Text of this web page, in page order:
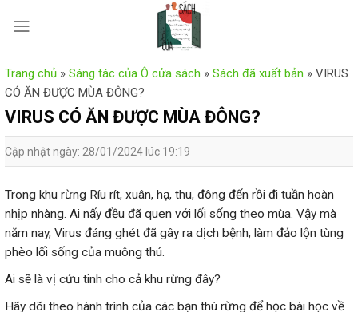
Trang chủ » Sáng tác của Ô cửa sách » Sách đã xuất bản » VIRUS
CÓ ĂN ĐƯỢC MÙA ĐÔNG?
VIRUS CÓ ĂN ĐƯỢC MÙA ĐÔNG?
Cập nhật ngày: 28/01/2024 lúc 19:19
Trong khu rừng Ríu rít, xuân, hạ, thu, đông đến rồi đi tuần hoàn
nhịp nhàng. Ai nấy đều đã quen với lối sống theo mùa. Vậy mà
năm nay, Virus đáng ghét đã gây ra dịch bệnh, làm đảo lộn tùng
phèo lối sống của muông thú.
Ai sẽ là vị cứu tinh cho cả khu rừng đây?
Hãy dõi theo hành trình của các bạn thú rừng để học bài học về